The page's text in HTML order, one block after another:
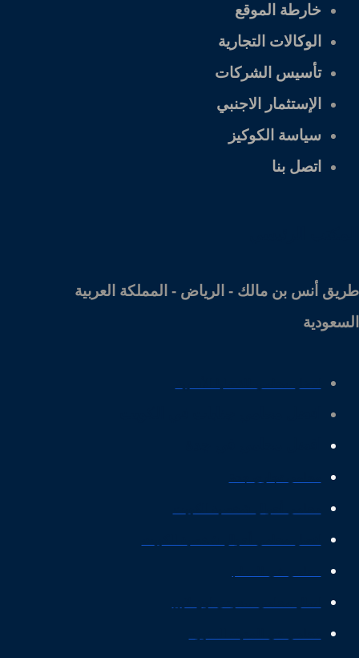
خارطة الموقع
الوكالات التجارية
تأسيس الشركات
الإستثمار الاجنبي
سياسة الكوكيز
اتصل بنا
طريق أنس بن مالك - الرياض - المملكة العربية
السعودية